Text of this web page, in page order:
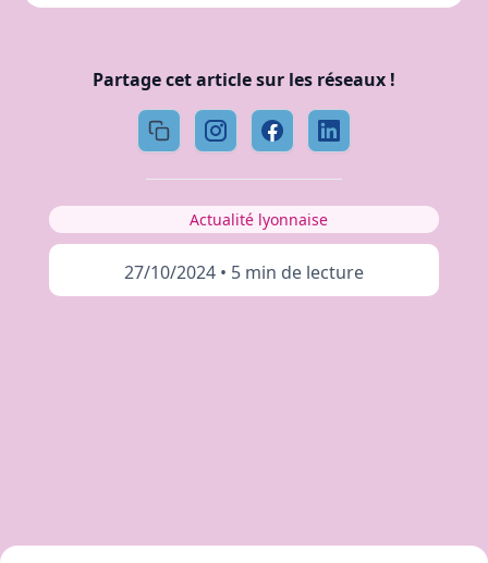
Partage cet article sur les réseaux !
Actualité lyonnaise
27/10/2024 • 5 min de lecture